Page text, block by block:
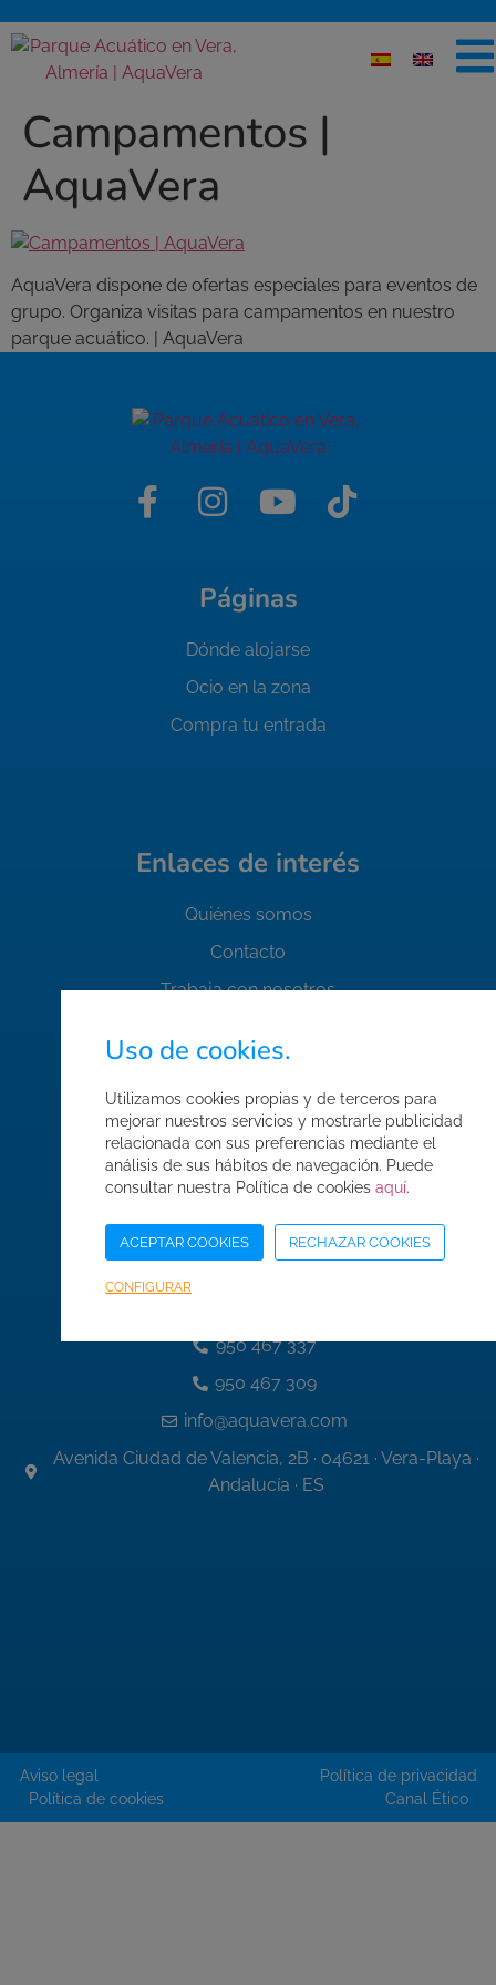
Campamentos |
AquaVera
AquaVera dispone de ofertas especiales para eventos de
grupo. Organiza visitas para campamentos en nuestro
parque acuático. | AquaVera
Páginas
Dónde alojarse
Ocio en la zona
Compra tu entrada
Enlaces de interés
Quiénes somos
Contacto
Trabaja con nosotros
Normas de seguridad
Condiciones de compra
Mapa web
Acceso Área Corporativa
Datos de contacto
950 467 337
950 467 309
info@aquavera.com
Avenida Ciudad de Valencia, 2B · 04621 · Vera-Playa ·
Andalucía · ES
Aviso legal
Política de privacidad
Política de cookies
Canal Ético
Uso de cookies.
Utilizamos cookies propias y de terceros para
mejorar nuestros servicios y mostrarle publicidad
relacionada con sus preferencias mediante el
análisis de sus hábitos de navegación. Puede
consultar nuestra Política de cookies aquí.
ACEPTAR COOKIES RECHAZAR COOKIES
CONFIGURAR